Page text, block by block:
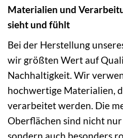
Materialien und
sieht und fühlt
Bei der Herstellung
wir größten Wert auf
Nachhaltigkeit. Wir
hochwertige Materialien,
verarbeitet werden. Die
Oberflächen sind nicht